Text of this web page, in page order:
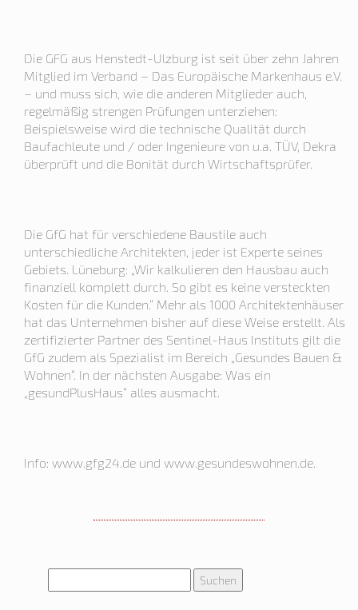
Die GFG aus Henstedt-Ulzburg ist seit über zehn Jahren
Mitglied im Verband – Das Europäische Markenhaus e.V.
– und muss sich, wie die anderen Mitglieder auch,
regelmäßig strengen Prüfungen unterziehen:
Beispielsweise wird die technische Qualität durch
Baufachleute und / oder Ingenieure von u.a. TÜV, Dekra
überprüft und die Bonität durch Wirtschaftsprüfer.
Die GfG hat für verschiedene Baustile auch
unterschiedliche Architekten, jeder ist Experte seines
Gebiets. Lüneburg: „Wir kalkulieren den Hausbau auch
finanziell komplett durch. So gibt es keine versteckten
Kosten für die Kunden.“ Mehr als 1000 Architektenhäuser
hat das Unternehmen bisher auf diese Weise erstellt. Als
zertifizierter Partner des Sentinel-Haus Instituts gilt die
GfG zudem als Spezialist im Bereich „Gesundes Bauen &
Wohnen“. In der nächsten Ausgabe: Was ein
„gesundPlusHaus“ alles ausmacht.
Info: www.gfg24.de und www.gesundeswohnen.de.
nach: